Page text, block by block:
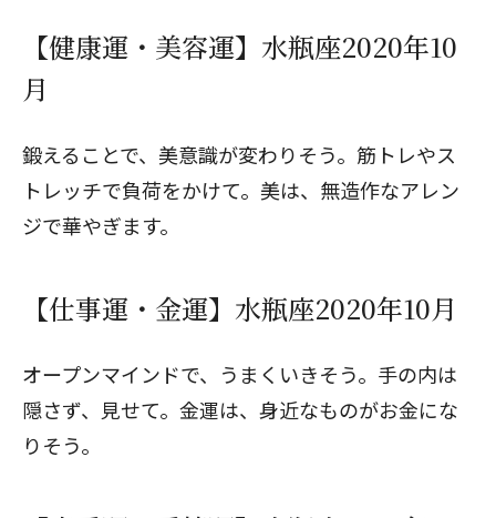
【健康運・美容運】水瓶座2020年10
月
鍛えることで、美意識が変わりそう。筋トレやス
トレッチで負荷をかけて。美は、無造作なアレン
ジで華やぎます。
【仕事運・金運】水瓶座2020年10月
オープンマインドで、うまくいきそう。手の内は
隠さず、見せて。金運は、身近なものがお金にな
りそう。